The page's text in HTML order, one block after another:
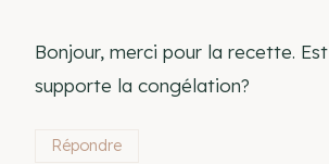
Bonjour, merci pour la recette.
supporte la congélation?
Répondre